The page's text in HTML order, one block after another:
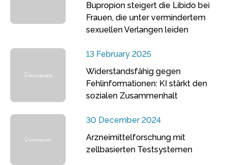
Bupropion steigert die Libido bei
Frauen, die unter vermindertem
sexuellen Verlangen leiden
13 February 2025
Widerstandsfähig gegen
Fehlinformationen: KI stärkt den
sozialen Zusammenhalt
30 December 2024
Arzneimittelforschung mit
zellbasierten Testsystemen